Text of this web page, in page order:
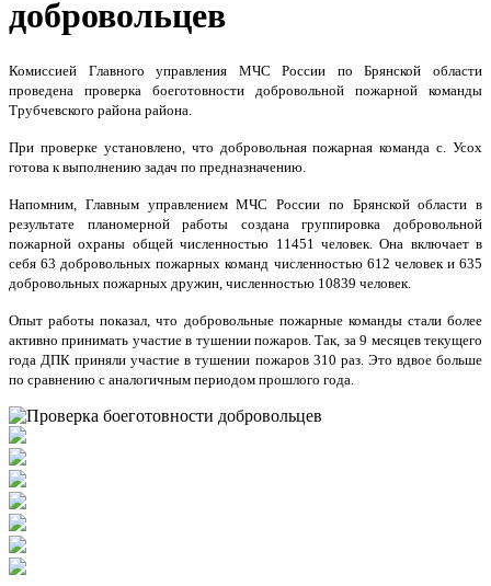
добровольцев
Комиссией Главного управления МЧС России по Брянской области
проведена проверка боеготовности добровольной пожарной команды
Трубчевского района района.
При проверке установлено, что добровольная пожарная команда с. Усох
готова к выполнению задач по предназначению.
Напомним, Главным управлением МЧС России по Брянской области в
результате планомерной работы создана группировка добровольной
пожарной охраны общей численностью 11451 человек. Она включает в
себя 63 добровольных пожарных команд численностью 612 человек и 635
добровольных пожарных дружин, численностью 10839 человек.
Опыт работы показал, что добровольные пожарные команды стали более
активно принимать участие в тушении пожаров. Так, за 9 месяцев текущего
года ДПК приняли участие в тушении пожаров 310 раз. Это вдвое больше
по сравнению с аналогичным периодом прошлого года.